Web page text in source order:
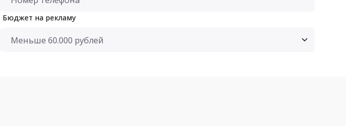
Бюджет на рекламу